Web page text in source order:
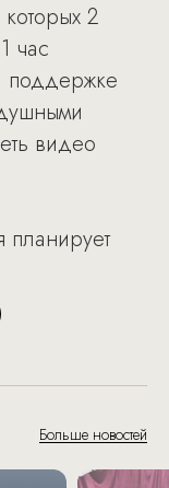
2
час
поддержке
видео
Больше новостей